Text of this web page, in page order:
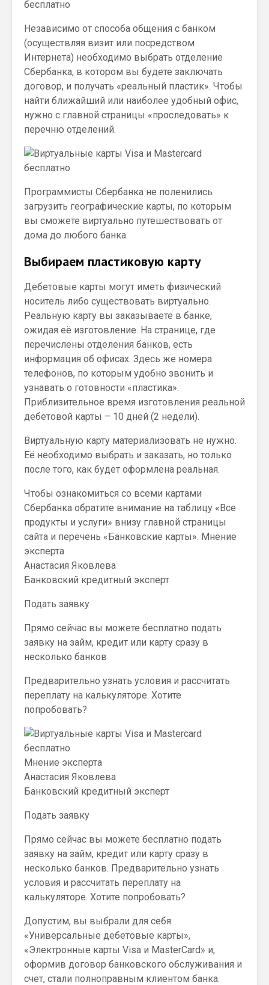
Независимо от способа общения с банком
(осуществляя визит или посредством
Интернета) необходимо выбрать отделение
Сбербанка, в котором вы будете заключать
договор, и получать «реальный пластик». Чтобы
найти ближайший или наиболее удобный офис,
нужно с главной страницы «проследовать» к
перечню отделений.
Программисты Сбербанка не поленились
загрузить географические карты, по которым
вы сможете виртуально путешествовать от
дома до любого банка.
Выбираем пластиковую карту
Дебетовые карты могут иметь физический
носитель либо существовать виртуально.
Реальную карту вы заказываете в банке,
ожидая её изготовление. На странице, где
перечислены отделения банков, есть
информация об офисах. Здесь же номера
телефонов, по которым удобно звонить и
узнавать о готовности «пластика».
Приблизительное время изготовления реальной
дебетовой карты – 10 дней (2 недели).
Виртуальную карту материализовать не нужно.
Её необходимо выбрать и заказать, но только
после того, как будет оформлена реальная.
Чтобы ознакомиться со всеми картами
Сбербанка обратите внимание на таблицу «Все
продукты и услуги» внизу главной страницы
сайта и перечень «Банковские карты». Мнение
эксперта
Анастасия Яковлева
Банковский кредитный эксперт
Подать заявку
Прямо сейчас вы можете бесплатно подать
заявку на займ, кредит или карту сразу в
несколько банков
Предварительно узнать условия и рассчитать
переплату на калькуляторе. Хотите
попробовать?
Мнение эксперта
Анастасия Яковлева
Банковский кредитный эксперт
Подать заявку
Прямо сейчас вы можете бесплатно подать
заявку на займ, кредит или карту сразу в
несколько банков. Предварительно узнать
условия и рассчитать переплату на
калькуляторе. Хотите попробовать?
Допустим, вы выбрали для себя
«Универсальные дебетовые карты»,
«Электронные карты Visa и MasterCard» и,
оформив договор банковского обслуживания и
счет, стали полноправным клиентом банка.